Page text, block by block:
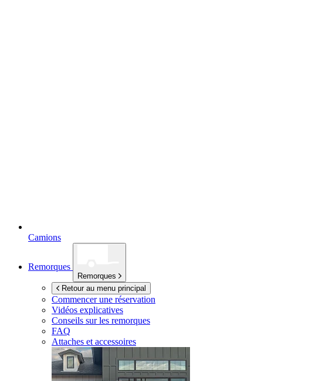
Camions
Remorques
Remorques
Retour au menu principal
Commencer une réservation
Vidéos explicatives
Conseils sur les remorques
FAQ
Attaches et accessoires